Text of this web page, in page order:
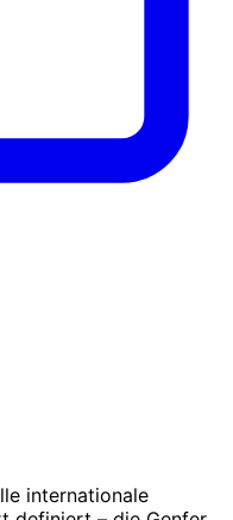
internationale